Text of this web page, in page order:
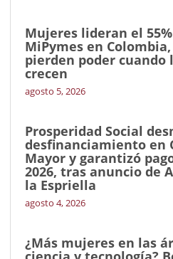
Mujeres lideran el
MiPymes en
pierden poder cuando
crecen
agosto 5, 2026
Prosperidad Social
desfinanciamiento en
Mayor y garantizó
2026, tras anuncio de
la Espriella
agosto 4, 2026
¿Más mujeres en las